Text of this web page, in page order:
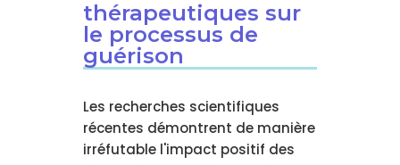
thérapeutiques sur
le processus de
guérison
Les recherches scientifiques
récentes démontrent de manière
irréfutable l'impact positif des